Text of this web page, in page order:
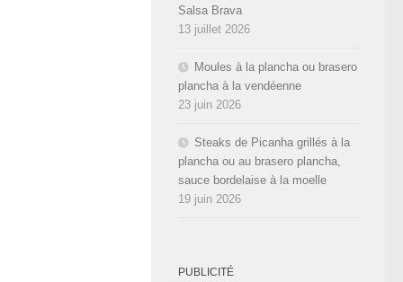
Salsa Brava
13 juillet 2026
Moules à la plancha ou brasero
plancha à la vendéenne
23 juin 2026
Steaks de Picanha grillés à la
plancha ou au brasero plancha,
sauce bordelaise à la moelle
19 juin 2026
PUBLICITÉ